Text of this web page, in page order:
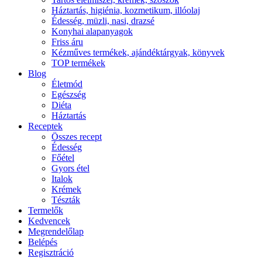
Háztartás, higiénia, kozmetikum, illóolaj
Édesség, müzli, nasi, drazsé
Konyhai alapanyagok
Friss áru
Kézműves termékek, ajándéktárgyak, könyvek
TOP termékek
Blog
Életmód
Egészség
Diéta
Háztartás
Receptek
Összes recept
Édesség
Főétel
Gyors étel
Italok
Krémek
Tészták
Termelők
Kedvencek
Megrendelőlap
Belépés
Regisztráció